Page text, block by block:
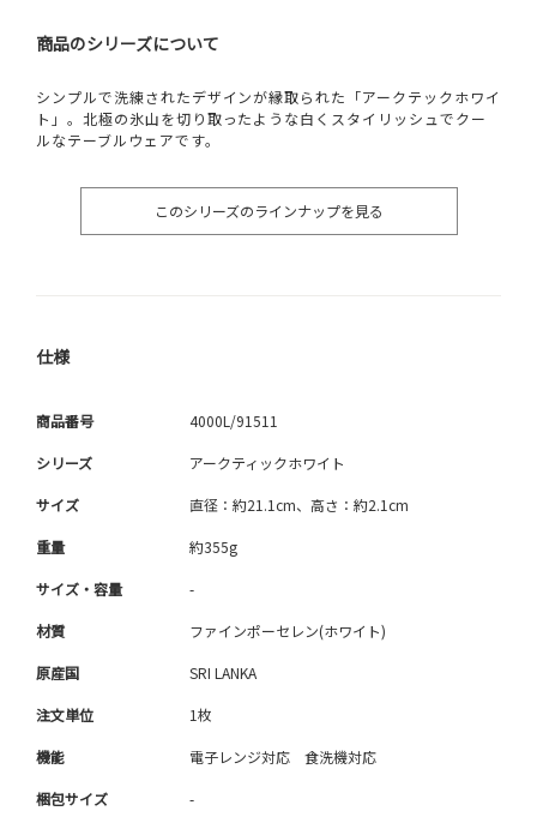
商品のシリーズについて
シンプルで洗練されたデザインが縁取られた「アークテックホワイ
ト」。北極の氷山を切り取ったような白くスタイリッシュでクー
ルなテーブルウェアです。
このシリーズのラインナップを見る
仕様
商品番号 4000L/91511
シリーズ アークティックホワイト
サイズ 直径：約21.1cm、高さ：約2.1cm
重量 約355g
サイズ・容量 -
材質 ファインポーセレン(ホワイト)
原産国 SRI LANKA
注文単位 1枚
機能 電子レンジ対応 食洗機対応
梱包サイズ -